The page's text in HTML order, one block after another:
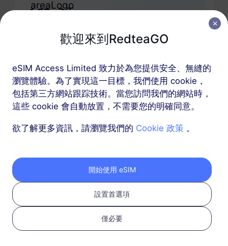
1 GB
7 天
1 GB
30 天
USD 2.30
詳情
歐洲（37個國家）
更多
歡迎來到RedteaGO
eSIM Access Limited 致力於為您提供安全、無縫的
瀏覽體驗。為了實現這一目標，我們使用 cookie，
包括第三方網站跟踪技術。當您訪問我們的網站時，
這些 cookie 會自動放置，不需要您的明確同意。
欲了解更多資訊，請瀏覽我們的 Cookie 政策 。
開始使用 eSIM
設置首選項
僅必要